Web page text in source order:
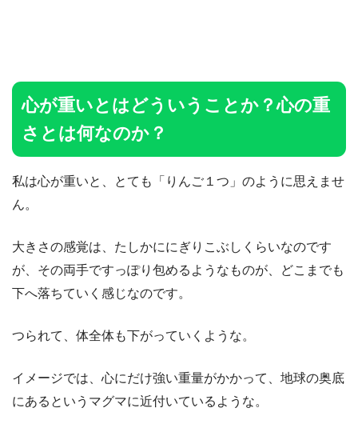
心が重いとはどういうことか？心の重
さとは何なのか？
私は心が重いと、とても「りんご１つ」のように思えませ
ん。
大きさの感覚は、たしかににぎりこぶしくらいなのです
が、その両手ですっぽり包めるようなものが、どこまでも
下へ落ちていく感じなのです。
つられて、体全体も下がっていくような。
イメージでは、心にだけ強い重量がかかって、地球の奥底
にあるというマグマに近付いているような。